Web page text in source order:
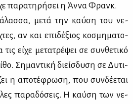
πα­ρα­τη­ρή­σει η Άν­να Φρανκ.
με­τά την καύ­ση του νε­
αν και επι­δέ­ξιος κο­σμη­μα­το­
εί­χε με­τα­τρέ­ψει σε συν­θε­τι­κό
Ση­μα­ντι­κή διείσ­δυ­ση σε Δυ­τι­
η απο­τέ­φρω­ση, που συν­δέ­ε­ται
πα­ρα­δό­σεις. Η καύ­ση των νε­